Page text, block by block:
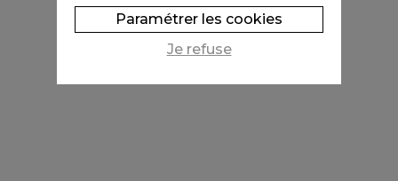
Paramétrer les cookies
Je refuse